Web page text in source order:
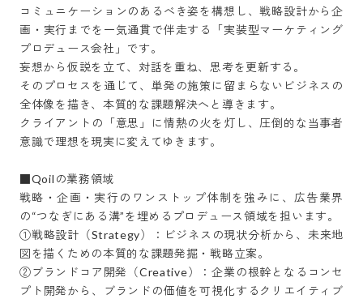
コミュニケーションのあるべき姿を構想し、戦略設計から企
画・実行までを一気通貫で伴走する「実装型マーケティング
プロデュース会社」です。
妄想から仮説を立て、対話を重ね、思考を更新する。
そのプロセスを通じて、単発の施策に留まらないビジネスの
全体像を描き、本質的な課題解決へと導きます。
クライアントの「意思」に情熱の火を灯し、圧倒的な当事者
意識で理想を現実に変えてゆきます。
■Qoilの業務領域
戦略・企画・実行のワンストップ体制を強みに、広告業界
の“つなぎにある溝”を埋めるプロデュース領域を担います。
①戦略設計（Strategy）：ビジネスの現状分析から、未来地
図を描くための本質的な課題発掘・戦略立案。
②ブランドコア開発（Creative）：企業の根幹となるコンセ
プト開発から、ブランドの価値を可視化するクリエイティブ